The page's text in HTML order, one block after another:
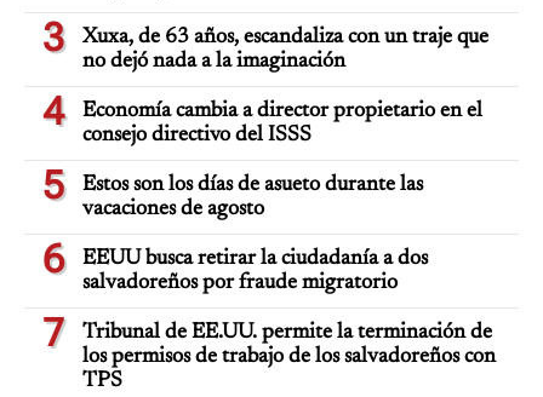
3
Xuxa, de 63 años, escandaliza con un traje que
no dejó nada a la imaginación
4
Economía cambia a director propietario en el
consejo directivo del ISSS
5
Estos son los días de asueto durante las
vacaciones de agosto
6
EEUU busca retirar la ciudadanía a dos
salvadoreños por fraude migratorio
7
Tribunal de EE.UU. permite la terminación de
los permisos de trabajo de los salvadoreños con
TPS